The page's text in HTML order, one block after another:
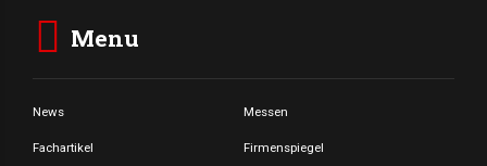
Menu
News Messen
Fachartikel Firmenspiegel